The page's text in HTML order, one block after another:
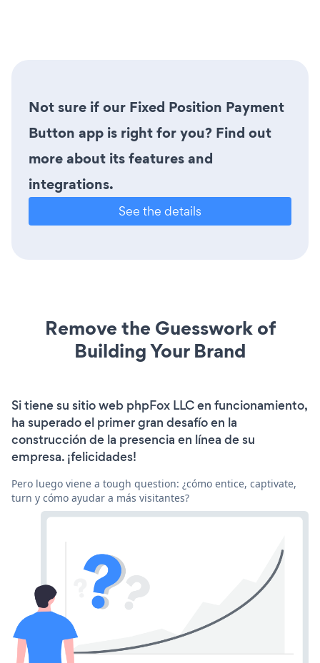
Not sure if our Fixed Position Payment
Button app is right for you? Find out
more about its features and
integrations.
See the details
Remove the Guesswork of
Building Your Brand
Si tiene su sitio web phpFox LLC en funcionamiento,
ha superado el primer gran desafío en la
construcción de la presencia en línea de su
empresa. ¡felicidades!
Pero luego viene a tough question: ¿cómo entice, captivate,
turn y cómo ayudar a más visitantes?